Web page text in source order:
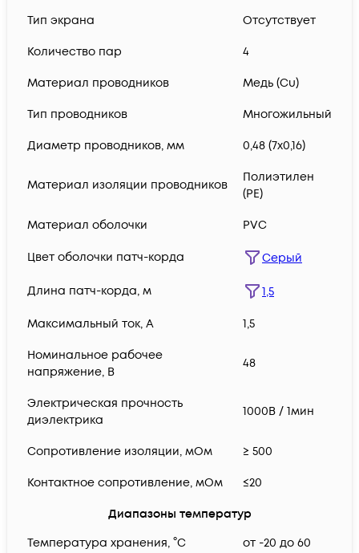
Тип экрана Отсутствует
Количество пар 4
Материал проводников Медь (Сu)
Тип проводников Многожильный
Диаметр проводников, мм 0,48 (7х0,16)
Материал изоляции проводников
Полиэтилен
(PE)
Материал оболочки PVC
Цвет оболочки патч-корда Серый
Длина патч-корда, м 1,5
Максимальный ток, А 1,5
Номинальное рабочее
напряжение, В
48
Электрическая прочность
диэлектрика
1000В / 1мин
Сопротивление изоляции, мОм ≥ 500
Контактное сопротивление, мОм ≤20
Диапазоны температур
Температура хранения, °C
от -20 до 60